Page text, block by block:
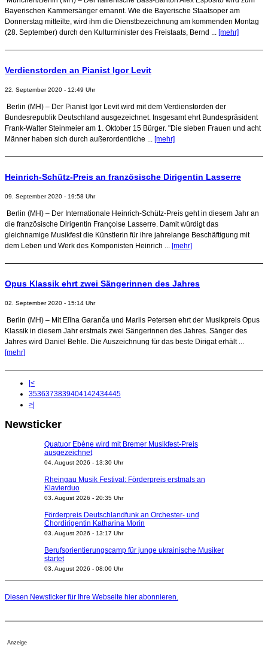
Bayerischen Kammersänger ernannt. Wie die Bayerische Staatsoper am
Donnerstag mitteilte, wird ihm die Dienstbezeichnung am kommenden Montag
(28. September) durch den Kulturminister des Freistaats, Bernd ... [mehr]
Verdienstorden an Pianist Igor Levit
22. September 2020 - 12:49 Uhr
Berlin (MH) – Der Pianist Igor Levit wird mit dem Verdienstorden der
Bundesrepublik Deutschland ausgezeichnet. Insgesamt ehrt Bundespräsident
Frank-Walter Steinmeier am 1. Oktober 15 Bürger. "Die sieben Frauen und acht
Männer haben sich durch außerordentliche ... [mehr]
Heinrich-Schütz-Preis an französische Dirigentin Lasserre
09. September 2020 - 19:58 Uhr
Berlin (MH) – Der Internationale Heinrich-Schütz-Preis geht in diesem Jahr an
die französische Dirigentin Françoise Lasserre. Damit würdigt das
gleichnamige Musikfest die Künstlerin für ihre jahrelange Beschäftigung mit
dem Leben und Werk des Komponisten Heinrich ... [mehr]
Opus Klassik ehrt zwei Sängerinnen des Jahres
02. September 2020 - 15:14 Uhr
Berlin (MH) – Mit Elīna Garanča und Marlis Petersen ehrt der Musikpreis Opus
Klassik in diesem Jahr erstmals zwei Sängerinnen des Jahres. Sänger des
Jahres wird Daniel Behle. Die Auszeichnung für das beste Dirigat erhält ...
[mehr]
|<
35363738394041 42434445
>|
Newsticker
Quatuor Ebène wird mit Bremer Musikfest-Preis
ausgezeichnet
04. August 2026 - 13:30 Uhr
Rheingau Musik Festival: Förderpreis erstmals an
Klavierduo
03. August 2026 - 20:35 Uhr
Förderpreis Deutschlandfunk an Orchester- und
Chordirigentin Katharina Morin
03. August 2026 - 13:17 Uhr
Berufsorientierungscamp für junge ukrainische Musiker
startet
03. August 2026 - 08:00 Uhr
Nationaltheater Mannheim
Regensburger Generalmusikdirektor Stefan Veselka
Diesen Newsticker für Ihre Webseite hier abonnieren.
Anzeige